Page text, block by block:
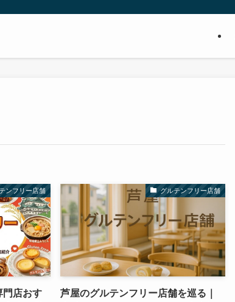
ンフリー店舗
門店おす
グルテンフリー店舗
芦屋のグルテンフリー店舗を巡る｜